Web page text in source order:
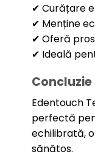
✔ Curățare
✔ Menține
✔ Oferă
✔ Ideală
Concluzie
Edentouch
perfectă
echilibrată,
sănătos.